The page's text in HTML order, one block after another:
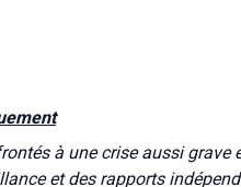
à une crise aussi grave
et des rapports